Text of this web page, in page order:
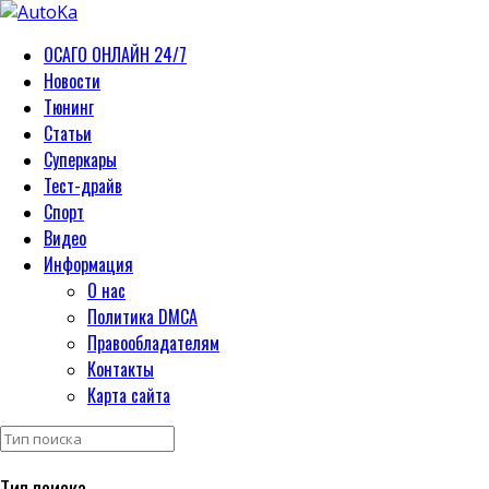
ОСАГО ОНЛАЙН 24/7
Новости
Тюнинг
Статьи
Суперкары
Тест-драйв
Спорт
Видео
Информация
О нас
Политика DMCA
Правообладателям
Контакты
Карта сайта